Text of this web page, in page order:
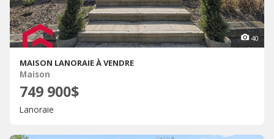
40
MAISON LANORAIE À VENDRE
Maison
749 900$
Lanoraie